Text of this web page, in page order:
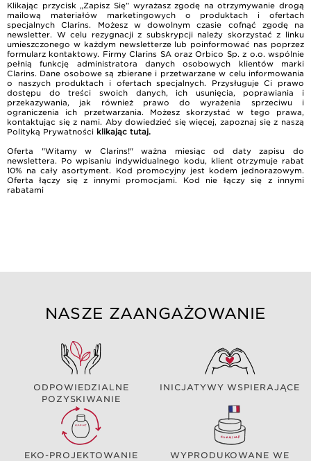
Klikając przycisk „Zapisz Się” wyrażasz zgodę na otrzymywanie drogą
mailową materiałów marketingowych o produktach i ofertach
specjalnych Clarins. Możesz w dowolnym czasie cofnąć zgodę na
newsletter. W celu rezygnacji z subskrypcji należy skorzystać z linku
umieszczonego w każdym newsletterze lub poinformować nas poprzez
formularz kontaktowy. Firmy Clarins SA oraz Orbico Sp. z o.o. wspólnie
pełnią funkcję administratora danych osobowych klientów marki
Clarins. Dane osobowe są zbierane i przetwarzane w celu informowania
o naszych produktach i ofertach specjalnych. Przysługuje Ci prawo
dostępu do treści swoich danych, ich usunięcia, poprawiania i
przekazywania, jak również prawo do wyrażenia sprzeciwu i
ograniczenia ich przetwarzania. Możesz skorzystać w tego prawa,
kontaktując się z nami. Aby dowiedzieć się więcej, zapoznaj się z naszą
Polityką Prywatności klikając tutaj.
Oferta "Witamy w Clarins!" ważna miesiąc od daty zapisu do
newslettera. Po wpisaniu indywidualnego kodu, klient otrzymuje rabat
10% na cały asortyment. Kod promocyjny jest kodem jednorazowym.
Oferta łączy się z innymi promocjami. Kod nie łączy się z innymi
rabatami
NASZE ZAANGAŻOWANIE
ODPOWIEDZIALNE
POZYSKIWANIE
INICJATYWY WSPIERAJĄCE
EKO-PROJEKTOWANIE
WYPRODUKOWANE WE